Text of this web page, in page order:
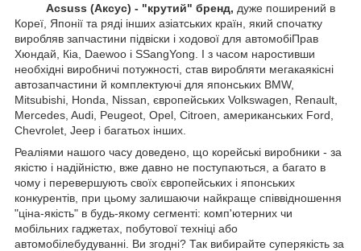
Acsuss (Аксус) - "крутий" бренд, дуже поширений в
Кореї, Японії та ряді інших азіатських країн, який спочатку
виробляв запчастини підвіски і ходової для автомобіПрав
Хюндай, Кіа, Daewoo і SSangYong. І з часом наростивши
необхідні виробничі потужності, став виробляти мегакаякісні
автозапчастини й комплектуючі для японських BMW,
Mitsubishi, Honda, Nissan, європейських Volkswagen, Renault,
Mercedes, Audi, Peugeot, Opel, Citroen, американських Ford,
Chevrolet, Jeep і багатьох інших.
Реаліями нашого часу доведено, що корейські виробники - за
якістю і надійністю, вже давно не поступаються, а багато в
чому і перевершують своїх європейських і японських
конкурентів, при цьому залишаючи найкраще співвідношення
"ціна-якість" в будь-якому сегменті: комп'ютерних чи
мобільних гаджетах, побутової техніці або
автомобілебудуванні. Ви згодні? Так вибирайте суперякість за